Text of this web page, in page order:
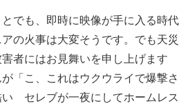
でも、即時に映像が手に入る時代
の火事は大変そうです。でも天災
者にはお見舞いを申し上げます
「こ、これはウクウライで爆撃さ
セレブが一夜にしてホームレス